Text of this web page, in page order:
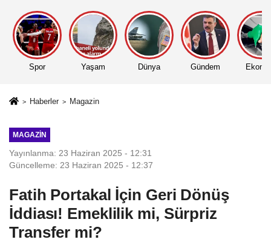
Spor Yaşam Dünya Gündem
Haberler Magazin
MAGAZIN
Yayınlanma: 23 Haziran 2025 - 12:31
Güncelleme: 23 Haziran 2025 - 12:37
Fatih Portakal İçin Geri Dönüş
İddiası! Emeklilik mi, Sürpriz
Transfer mi?